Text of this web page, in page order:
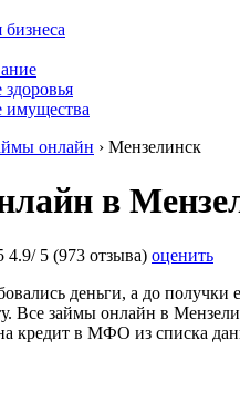
имущества
онлайн › Мензелинск
в
4.9/ 5 (973 отзыва) оценить
деньги, а до получки
Все займы онлайн в
кредит в МФО из списка